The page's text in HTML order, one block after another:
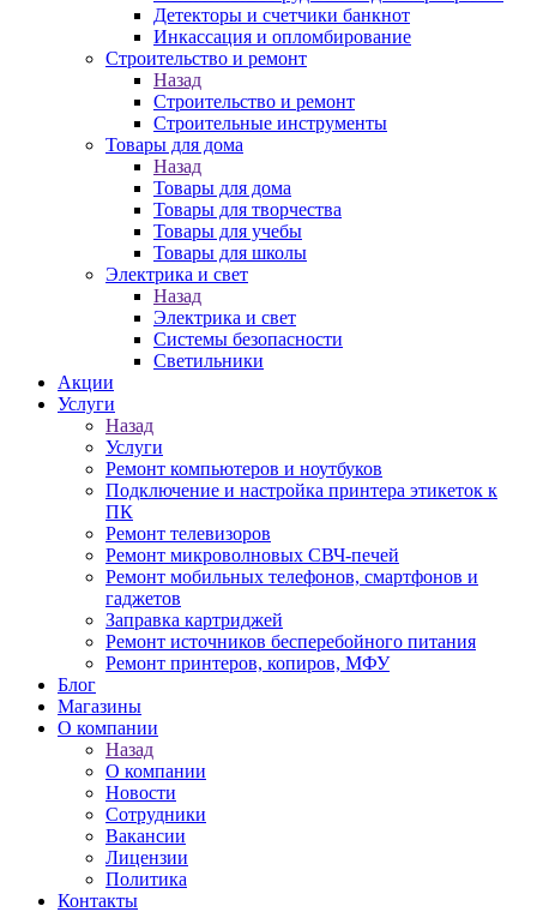
Детекторы и счетчики банкнот
Инкассация и опломбирование
Строительство и ремонт
Назад
Строительство и ремонт
Строительные инструменты
Товары для дома
Назад
Товары для дома
Товары для творчества
Товары для учебы
Товары для школы
Электрика и свет
Назад
Электрика и свет
Системы безопасности
Светильники
Акции
Услуги
Назад
Услуги
Ремонт компьютеров и ноутбуков
Подключение и настройка принтера этикеток к
ПК
Ремонт телевизоров
Ремонт микроволновых СВЧ-печей
Ремонт мобильных телефонов, смартфонов и
гаджетов
Заправка картриджей
Ремонт источников бесперебойного питания
Ремонт принтеров, копиров, МФУ
Блог
Магазины
О компании
Назад
О компании
Новости
Сотрудники
Вакансии
Лицензии
Политика
Контакты